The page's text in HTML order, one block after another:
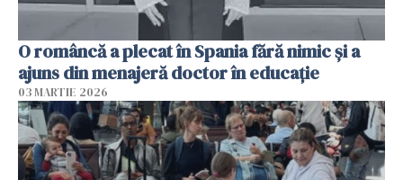
O româncă a plecat în Spania fără nimic și a
ajuns din menajeră doctor în educație
03 MARTIE 2026